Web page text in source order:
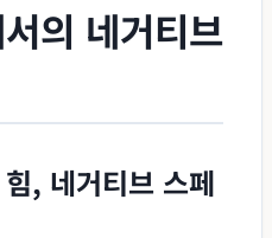
의 네거티브
, 네거티브 스페